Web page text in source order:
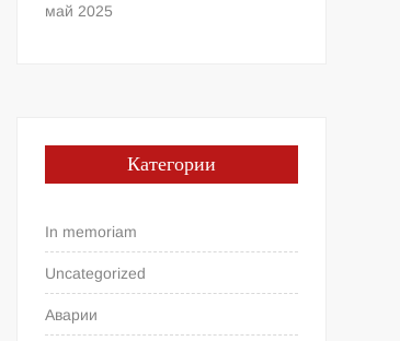
май 2025
Категории
In memoriam
Uncategorized
Аварии